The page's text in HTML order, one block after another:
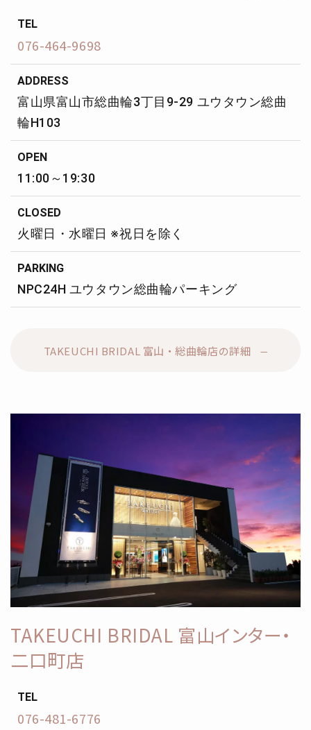
TEL
076-464-9698
ADDRESS
富山県富山市総曲輪3丁目9-29 ユウタウン総曲
輪H103
OPEN
11:00～19:30
CLOSED
火曜日・水曜日 ※祝日を除く
PARKING
NPC24H ユウタウン総曲輪パーキング
TAKEUCHI BRIDAL 富山・総曲輪店の詳細
TAKEUCHI BRIDAL 富山インター・
二口町店
TEL
076-481-6776